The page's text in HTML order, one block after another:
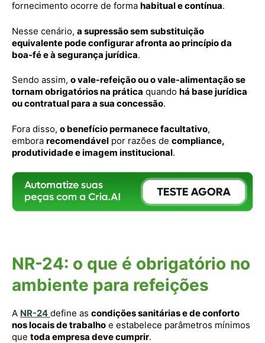
fornecimento ocorre de forma habitual e contínua.
Nesse cenário, a supressão sem substituição
equivalente pode configurar afronta ao princípio da
boa-fé e à segurança jurídica.
Sendo assim, o vale-refeição ou o vale-alimentação se
tornam obrigatórios na prática quando há base jurídica
ou contratual para a sua concessão.
Fora disso, o benefício permanece facultativo,
embora recomendável por razões de compliance,
produtividade e imagem institucional.
NR-24: o que é obrigatório no
ambiente para refeições
A NR-24 define as condições sanitárias e de conforto
nos locais de trabalho e estabelece parâmetros mínimos
que toda empresa deve cumprir.